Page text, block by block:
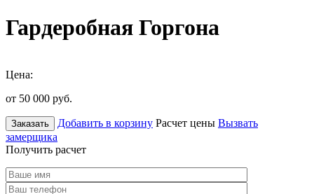
Гардеробная Горгона
Цена:
от 50 000 руб.
Заказать Добавить в корзину Расчет цены Вызвать
замерщика
Получить расчет